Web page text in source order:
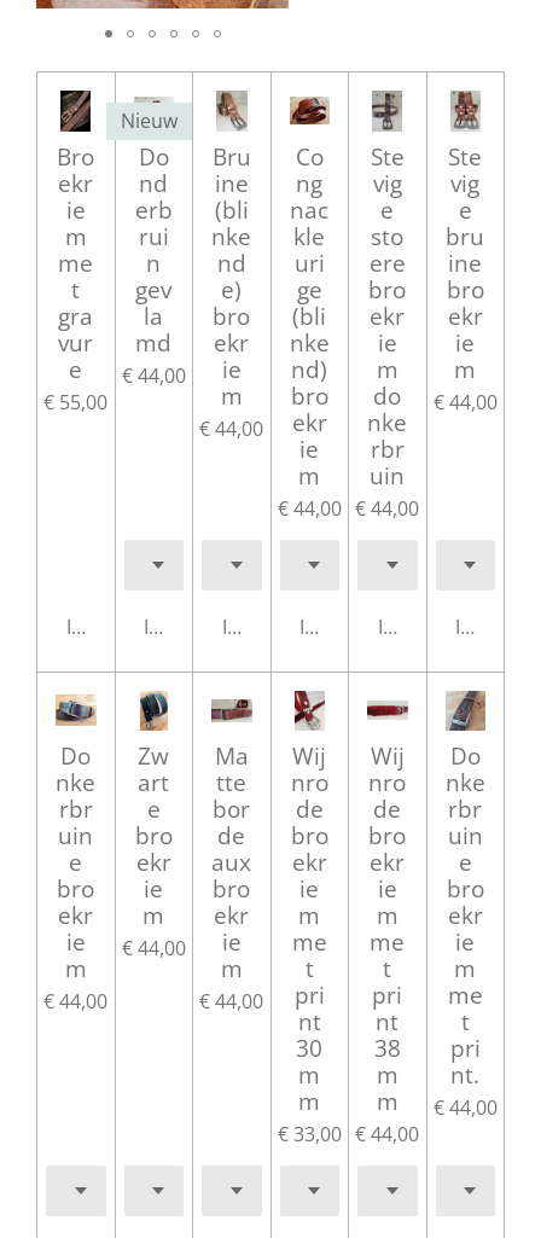
Bro
ekr
ie
m
me
t
gra
vur
e
€ 55,00
In winkelwagen
Nieuw
Do
nd
erb
rui
n
gev
la
md
€ 44,00
In winkelwagen
Bru
ine
(bli
nke
nd
e)
bro
ekr
ie
m
€ 44,00
In winkelwagen
Co
ng
nac
kle
uri
ge
(bli
nke
nd)
bro
ekr
ie
m
€ 44,00
In winkelwagen
Ste
vig
e
sto
ere
bro
ekr
ie
m
do
nke
rbr
uin
€ 44,00
In winkelwagen
Ste
vig
e
bru
ine
bro
ekr
ie
m
€ 44,00
In
Do
nke
rbr
uin
e
bro
ekr
ie
m
€ 44,00
Zw
art
e
bro
ekr
ie
m
€ 44,00
Ma
tte
bor
de
aux
bro
ekr
ie
m
€ 44,00
Wij
nro
de
bro
ekr
ie
m
me
t
pri
nt
30
m
m
€ 33,00
Wij
nro
de
bro
ekr
ie
m
me
t
pri
nt
38
m
m
€ 44,00
Do
nke
rbr
uin
e
bro
ekr
ie
m
me
t
pri
nt.
€ 44,00